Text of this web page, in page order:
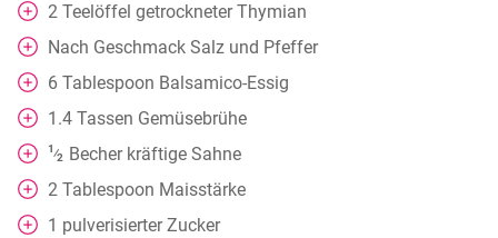
2 Teelöffel getrockneter Thymian
Nach Geschmack Salz und Pfeffer
6 Tablespoon Balsamico-Essig
1.4 Tassen Gemüsebrühe
1⁄2 Becher kräftige Sahne
2 Tablespoon Maisstärke
1 pulverisierter Zucker